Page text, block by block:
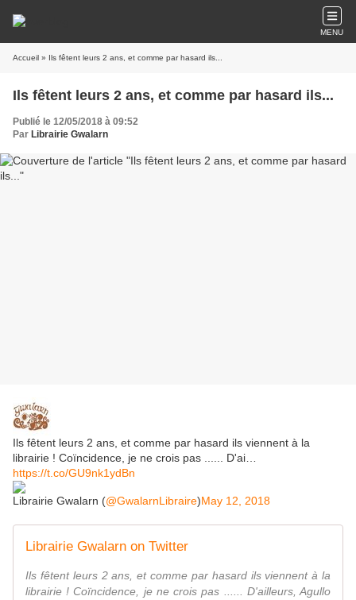
MENU
Accueil » Ils fêtent leurs 2 ans, et comme par hasard ils...
Ils fêtent leurs 2 ans, et comme par hasard ils...
Publié le 12/05/2018 à 09:52
Par Librairie Gwalarn
Ils fêtent leurs 2 ans, et comme par hasard ils viennent à la
librairie ! Coïncidence, je ne crois pas ...... D'ai…
https://t.co/GU9nk1ydBn
Librairie Gwalarn (@GwalarnLibraire)May 12, 2018
Librairie Gwalarn on Twitter
Ils fêtent leurs 2 ans, et comme par hasard ils viennent à la
librairie ! Coïncidence, je ne crois pas ...... D'ailleurs, Agullo